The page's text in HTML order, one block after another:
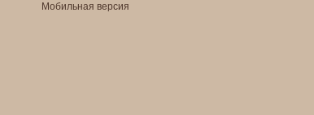
Мобильная версия